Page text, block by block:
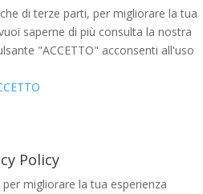
di terze parti, per migliorare la tua
saperne di più consulta la nostra
"ACCETTO" acconsenti all'uso
Policy
migliorare la tua esperienza